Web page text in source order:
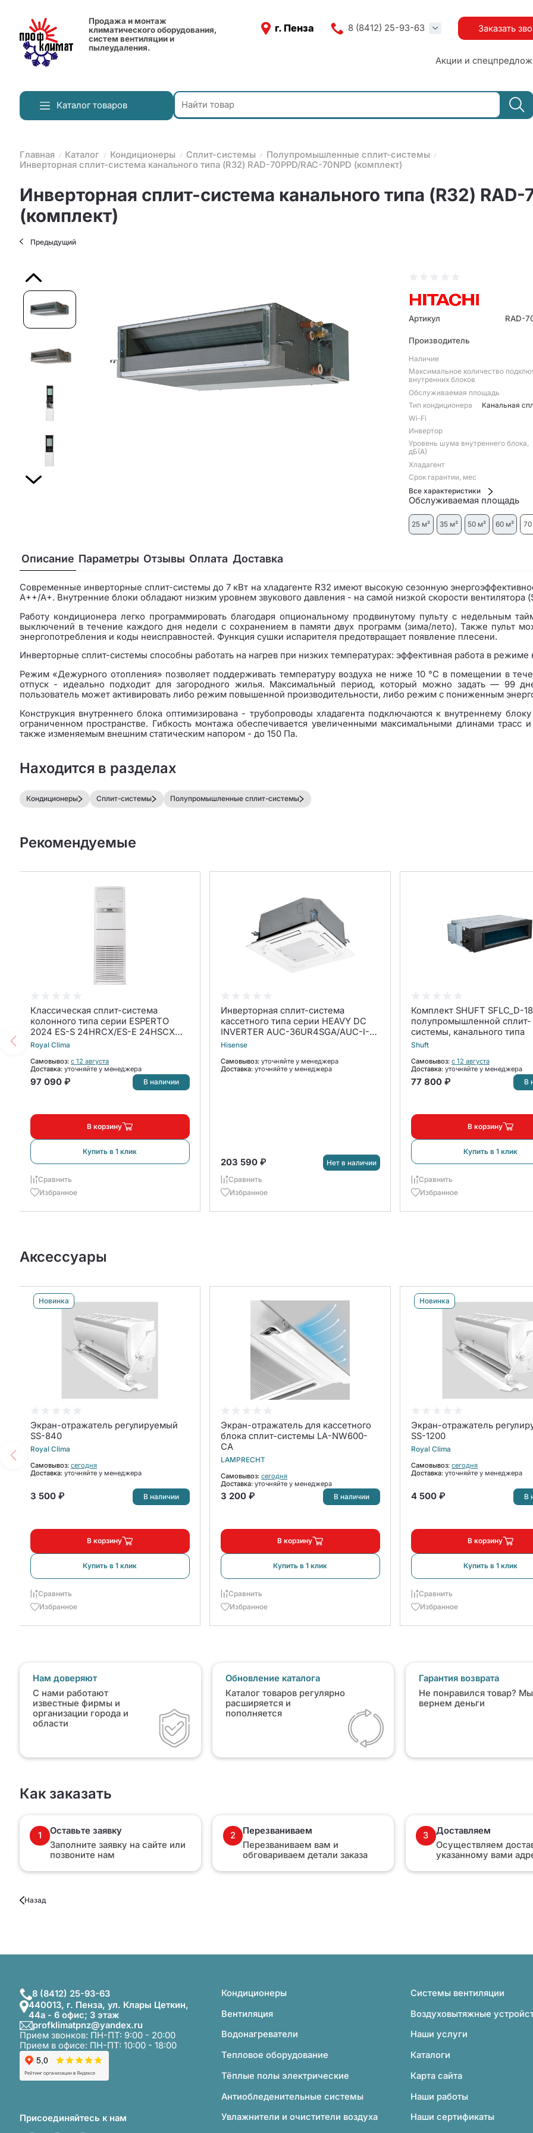
Продажа и монтаж
климатического оборудования,
систем вентиляции и
пылеудаления.
г. Пенза 8 (8412) 25-93-63 Заказать
Акции и
Каталог товаров
Главная Каталог Кондиционеры Сплит-системы
Полупромышленные сплит-системы
Инверторная сплит-система канального типа (R32) RAD-70PPD/RAC-70NPD (комплект)
Инверторная сплит-система канального типа (R32) RAD-
(комплект)
Предыдущий
Артикул
RAD-
Производитель
Наличие
Максимальное количество
внутренних блоков
Обслуживаемая площадь
Тип кондиционера
Канальная
Wi-Fi
Инвертор
Уровень шума внутреннего блока,
дБ(А)
Хладагент
Срок гарантии, мес
Все характеристики
Обслуживаемая площадь
25 м² 35 м² 50 м² 60 м² 70
Описание Параметры Отзывы Оплата Доставка
Cовременные инверторные сплит-системы до 7 кВт на хладагенте R32 имеют высокую сезонную
А++/A+. Внутренние блоки обладают низким уровнем звукового давления - на самой низкой скорости вентилятора
Работу кондиционера легко программировать благодаря опциональному продвинутому пульту с недельным
выключений в течение каждого дня недели с сохранением в памяти двух программ (зима/лето). Также пульт
энергопотребления и коды неисправностей. Функция сушки испарителя предотвращает появление плесени.
Инверторные сплит-системы способны работать на нагрев при низких температурах: эффективная работа в режиме
Режим «Дежурного отопления» позволяет поддерживать температуру воздуха не ниже 10 °C в помещении в
отпуск - идеально подходит для загородного жилья. Максимальный период, который можно задать — 99
пользователь может активировать либо режим повышенной производительности, либо режим с пониженным
Конструкция внутреннего блока оптимизирована - трубопроводы хладагента подключаются к внутреннему
ограниченном пространстве. Гибкость монтажа обеспечивается увеличенными максимальными длинами
также изменяемым внешним статическим напором - до 150 Па.
Находится в разделах
Кондиционеры Сплит-системы Полупромышленные сплит-системы
Рекомендуемые
Классическая сплит-система
колонного типа серии ESPERTO
2024 ES-S 24HRCX/ES-E 24HSCX
(комплект)
Royal Clima
Самовывоз: с 12 августа
Доставка: уточняйте у менеджера
97 090 ₽ В наличии
В корзину
Купить в 1 клик
Сравнить
Избранное
Инверторная сплит-система
кассетного типа серии HEAVY DC
INVERTER AUC-36UR4SGA/AUC-I-
950/AUW-36U4S1A (комплект)
Hisense
Самовывоз: уточняйте у менеджера
Доставка: уточняйте у менеджера
203 590 ₽ Нет в наличии
Сравнить
Избранное
Комплект SHUFT SFLC_D-
полупромышленной сплит-
системы, канального типа
Shuft
Самовывоз: с 12 августа
Доставка: уточняйте у менеджера
77 800 ₽ В
В корзину
Купить в 1 клик
Сравнить
Избранное
Аксессуары
Новинка
Экран-отражатель регулируемый
SS-840
Royal Clima
Самовывоз: сегодня
Доставка: уточняйте у менеджера
3 500 ₽ В наличии
В корзину
Купить в 1 клик
Сравнить
Избранное
Экран-отражатель для кассетного
блока сплит-системы LA-NW600-
CA
LAMPRECHT
Самовывоз: сегодня
Доставка: уточняйте у менеджера
3 200 ₽ В наличии
В корзину
Купить в 1 клик
Сравнить
Избранное
Новинка
Экран-отражатель
SS-1200
Royal Clima
Самовывоз: сегодня
Доставка: уточняйте у менеджера
4 500 ₽ В
В корзину
Купить в 1 клик
Сравнить
Избранное
Нам доверяют
С нами работают
известные фирмы и
организации города и
области
Обновление каталога
Каталог товаров регулярно
расширяется и
пополняется
Гарантия возврата
Не понравился товар? Мы
вернем деньги
Как заказать
1
Оставьте заявку
Заполните заявку на сайте или
позвоните нам
2
Перезваниваем
Перезваниваем вам и
обговариваем детали заказа
3
Доставляем
Осуществляем
указанному вами
Назад
8 (8412) 25-93-63
440013, г. Пенза, ул. Клары Цеткин,
44а - 6 офис; 3 этаж
profklimatpnz@yandex.ru
Прием звонков: ПН-ПТ: 9:00 - 20:00
Прием в офисе: ПН-ПТ: 10:00 - 18:00
Присоединяйтесь к нам
Кондиционеры
Вентиляция
Водонагреватели
Тепловое оборудование
Тёплые полы электрические
Антиобледенительные системы
Увлажнители и очистители воздуха
Системы вентиляции
Воздуховытяжные
Наши услуги
Каталоги
Карта сайта
Наши работы
Наши сертификаты